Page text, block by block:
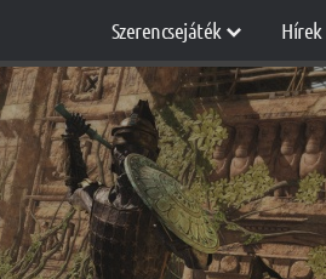
Szerencsejáték Hírek